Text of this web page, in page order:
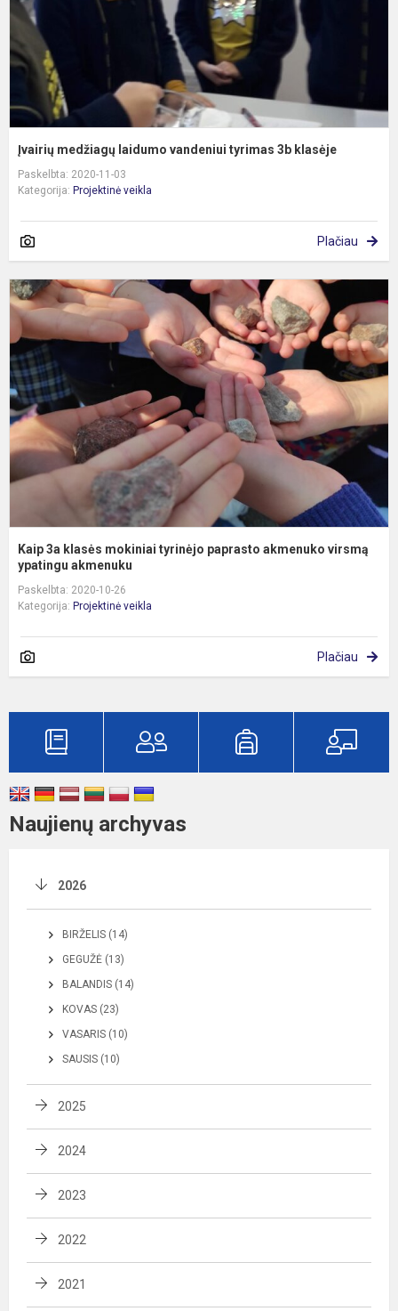
Įvairių medžiagų laidumo vandeniui tyrimas 3b klasėje
Paskelbta: 2020-11-03
Kategorija: Projektinė veikla
Plačiau
Kaip 3a klasės mokiniai tyrinėjo paprasto akmenuko virsmą
ypatingu akmenuku
Paskelbta: 2020-10-26
Kategorija: Projektinė veikla
Plačiau
Naujienų archyvas
2026
BIRŽELIS (14)
GEGUŽĖ (13)
BALANDIS (14)
KOVAS (23)
VASARIS (10)
SAUSIS (10)
2025
2024
2023
2022
2021